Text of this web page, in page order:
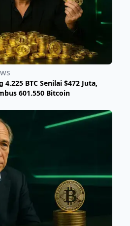
BTC Senilai $472 Juta,
601.550 Bitcoin